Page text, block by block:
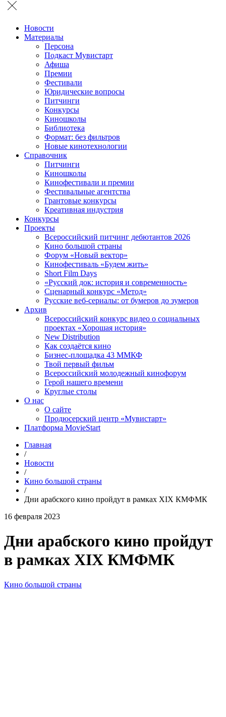
Новости
Материалы
Персона
Подкаст Мувистарт
Афиша
Премии
Фестивали
Юридические вопросы
Питчинги
Конкурсы
Киношколы
Библиотека
Формат: без фильтров
Новые кинотехнологии
Справочник
Питчинги
Киношколы
Кинофестивали и премии
Фестивальные агентства
Грантовые конкурсы
Креативная индустрия
Конкурсы
Проекты
Всероссийский питчинг дебютантов 2026
Кино большой страны
Форум «Новый вектор»
Кинофестиваль «Будем жить»
Short Film Days
«Русский док: история и современность»
Сценарный конкурс «Метод»
Русские веб-сериалы: от бумеров до зумеров
Архив
Всероссийский конкурс видео о социальных
проектах «Хорошая история»
New Distribution
Как создаётся кино
Бизнес-площадка 43 ММКФ
Твой первый фильм
Всероссийский молодежный кинофорум
Герой нашего времени
Круглые столы
О нас
О сайте
Продюсерский центр «Мувистарт»
Платформа MovieStart
Главная
/
Новости
/
Кино большой страны
/
Дни арабского кино пройдут в рамках XIX КМФМК
16 февраля 2023
Дни арабского кино пройдут
в рамках XIX КМФМК
Кино большой страны